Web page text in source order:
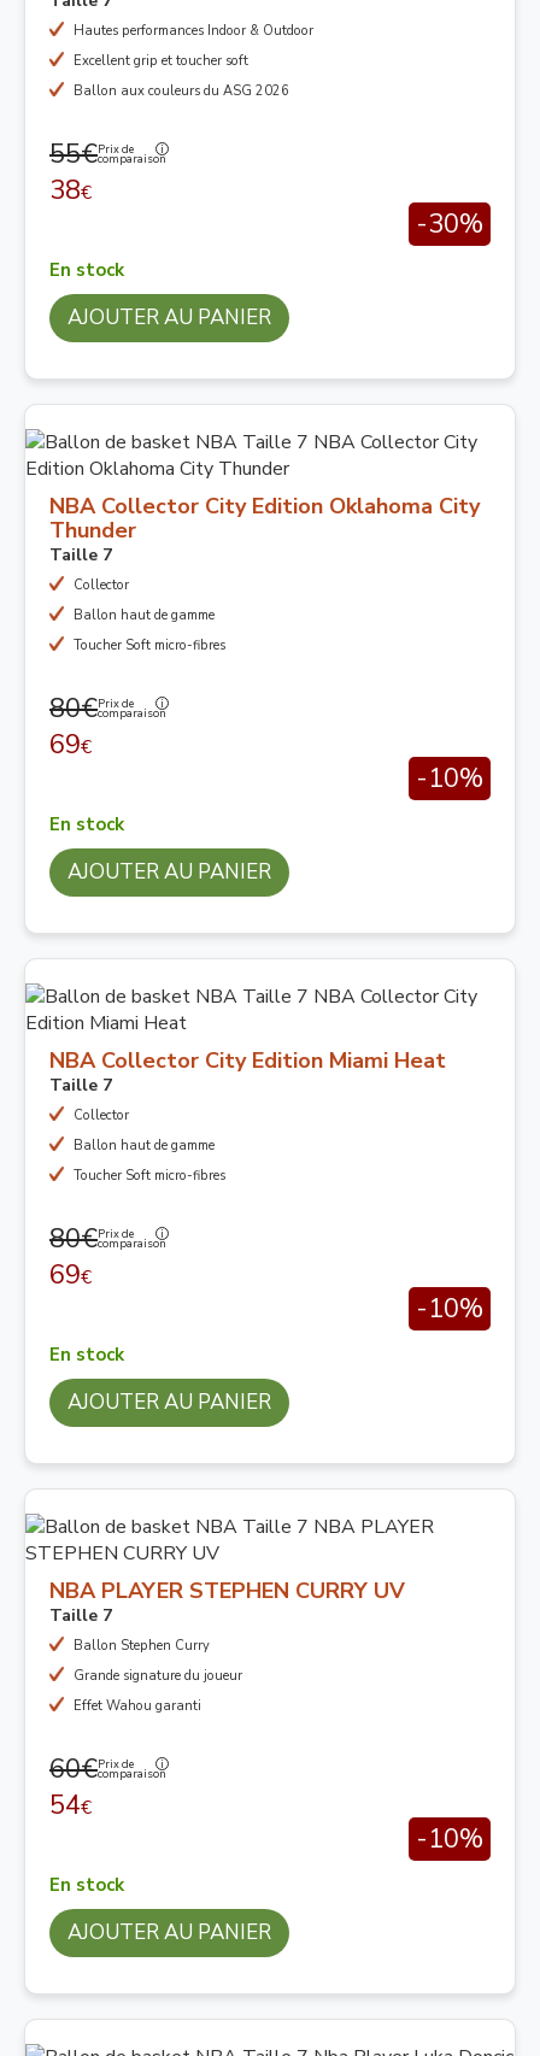
Hautes performances Indoor & Outdoor
Excellent grip et toucher soft
Ballon aux couleurs du ASG 2026
55€Prix de
comparaison
38€
-30%
En stock
AJOUTER AU PANIER
NBA Collector City Edition Oklahoma City
Thunder
Taille 7
Collector
Ballon haut de gamme
Toucher Soft micro-fibres
80€Prix de
comparaison
69€
-10%
En stock
AJOUTER AU PANIER
NBA Collector City Edition Miami Heat
Taille 7
Collector
Ballon haut de gamme
Toucher Soft micro-fibres
80€Prix de
comparaison
69€
-10%
En stock
AJOUTER AU PANIER
NBA PLAYER STEPHEN CURRY UV
Taille 7
Ballon Stephen Curry
Grande signature du joueur
Effet Wahou garanti
60€Prix de
comparaison
54€
-10%
En stock
AJOUTER AU PANIER